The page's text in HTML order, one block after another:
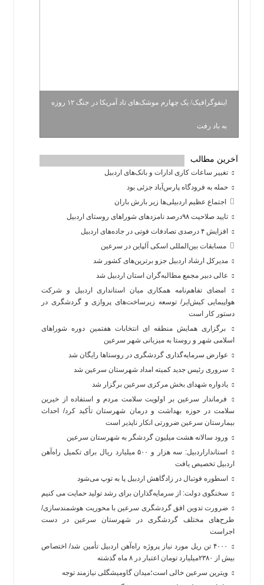
اینفوگرافیک/ یک چهارم موشک‌های تاد آمریکا در جنگ ۱۲ روزه
به باد رفت
آخرین مطالب
تغییر ساعات کاری ادارات و بانک‌های اردبیل
حمله به فرودگاه پارس‌‌آباد جزئی بود
اجتماع عظیم اردبیلی‌ها زیر بارش باران
تایید صلاحیت ۹۸درصد نامزدهای شوراهای روستای اردبیل
افزایش ۴ درصدی تصادفات فوتی در جاده‌های اردبیل
مسابقات بین‌المللی اسکی آلپاین در سرعین
مدیرکل ارشاد اردبیل جزو برترین‌های کشور شد
عالی دبیر مجمع مطالبه‌گران استان اردبیل شد
امضای تفاهم‌نامه همکاری میان استانداری اردبیل و شرکت
هواپیمایی کیش‌ایر/ توسعه زیرساخت‌های پروازی و گردشگری در
دستور کار است
برگزاری همایش منطقه ای انتخابات هفتمین دوره شوراهای
اسلامی شهر و روستا به میزبانی شهر سرعین
عوارض سرمایه‌گذاری گردشگری در روستاها رایگان شد
سروری رئیس جدید کمیته امداد شهرستان سرعین شد
یادواره شهدای بخش مرکزی سرعین برگزار شد
فرماندار سرعین بر اولویت سلامت مردم و استفاده از خیرین
سلامت در حوزه بهداشت و درمان شهرستان تأکید کرد/ احداث
بیمارستان سرعین ضرورتی انکار ناپذیر است
ورود سالانه هشت میلیون گردشگر به شهرستان سرعین
استانداراردبیل: سه هزار و ۵۰۰ میلیارد ریال برای تکمیل راه‌آهن
اردبیل تخصیص یافت
اسطوره فوتبال در زادگاهش اردبیل پا به توپ می‌شود
سخنگوی دولت: از سرمایه‌گذاران برای رشد تولید حمایت می کنیم
ضرورت تدوین افق گردشگری سرعین با محوریت هوشمندسازی/
طرح‌های مختلف گردشگری در شهرستان سرعین در دست
اجراست
۴۰۰۰ تن ریل مورد نیاز پروژه راه‌آهن اردبیل تأمین شد/ اختصاص
بیش از ۲۳۸۰میلیارد تومان اعتبار در ۸ ماه گذشته
ویترین سرعین خالی است؛میدان گاومیشگلی نیازمند توجه